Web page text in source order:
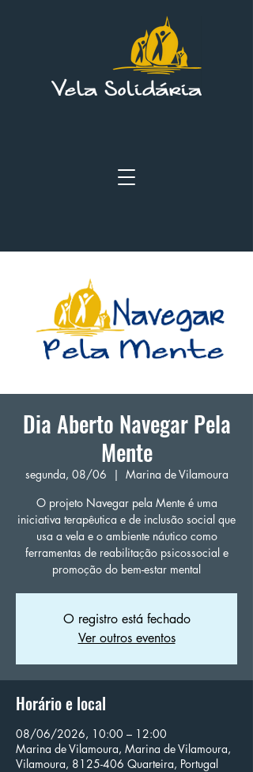
Dia Aberto Navegar Pela
Mente
segunda, 08/06
  |
Marina de Vilamoura
O projeto Navegar pela Mente é uma
iniciativa terapêutica e de inclusão social que
usa a vela e o ambiente náutico como
ferramentas de reabilitação psicossocial e
promoção do bem-estar mental
O registro está fechado
Ver outros eventos
Horário e local
08/06/2026, 10:00 – 12:00
Marina de Vilamoura, Marina de Vilamoura,
Vilamoura, 8125-406 Quarteira, Portugal